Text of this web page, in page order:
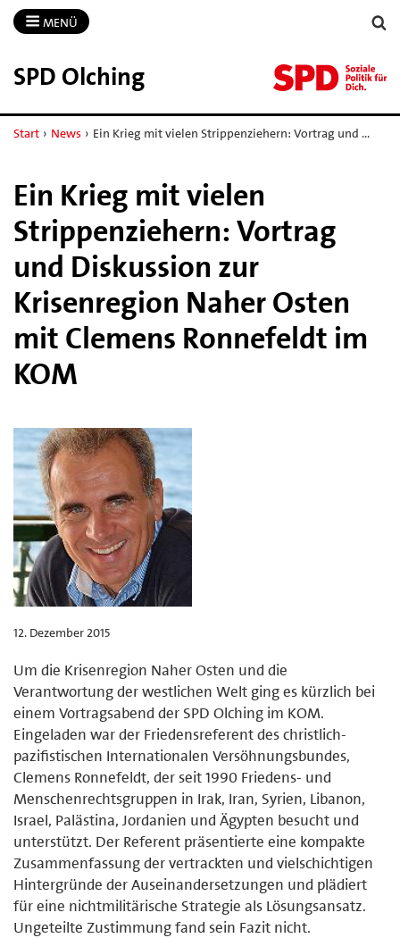
MENÜ
SPD Olching
Start › News › Ein Krieg mit vielen Strippenziehern: Vortrag und …
Ein Krieg mit vielen
Strippenziehern: Vortrag
und Diskussion zur
Krisenregion Naher Osten
mit Clemens Ronnefeldt im
KOM
12. Dezember 2015
Um die Krisenregion Naher Osten und die
Verantwortung der westlichen Welt ging es kürzlich bei
einem Vortragsabend der SPD Olching im KOM.
Eingeladen war der Friedensreferent des christlich-
pazifistischen Internationalen Versöhnungsbundes,
Clemens Ronnefeldt, der seit 1990 Friedens- und
Menschenrechtsgruppen in Irak, Iran, Syrien, Libanon,
Israel, Palästina, Jordanien und Ägypten besucht und
unterstützt. Der Referent präsentierte eine kompakte
Zusammenfassung der vertrackten und vielschichtigen
Hintergründe der Auseinandersetzungen und plädiert
für eine nichtmilitärische Strategie als Lösungsansatz.
Ungeteilte Zustimmung fand sein Fazit nicht.